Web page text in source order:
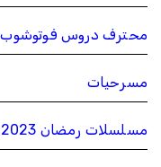
محترف دروس فوتوشوب
مسرحيات
مسلسلات رمضان 2023